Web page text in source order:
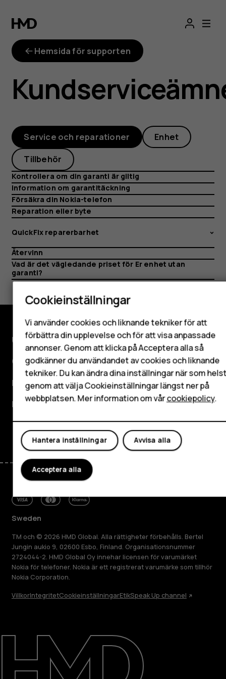
imei-
checker
Smartphones
Mobiltelefoner
Tillbehör
HMD Terra M
Surfplattor
Mitt konto
Reparera, återanvända, återvinna
Hållbarhet
Kundservice
Hemsida för supporten
Service och reparationer Enhet
Tillbehör
Kontrollera om din garanti är giltig
Information om garantitäckning
Försäkra din Nokia-telefon
Reparation eller byte
QuickFix reparerbarhet
Återvinn
Vad är det vägledande priset för Er enhet utan
garanti?
Utforska
Om
Planet and people
Kundservice
FacebookInstagram
TiktokYoutubeLinkedinDiscord
Sweden
TM och © 2026 HMD Global. Alla rättigheter förbehålls. Bertel
Jungin aukio 9, 02600 Esbo, Finland. Organisationsnummer
2724044-2. HMD Global Oy innehar licensen för varumärket
Nokia för telefoner. Nokia är ett registrerat varumärke som tillhör
Nokia Corporation.
VillkorIntegritetCookieinställningarEtikSpeak Up channel
Cookieinställningar
Vi använder cookies och liknande tekniker för att
förbättra din upplevelse och för att visa anpassade
annonser. Genom att klicka på Acceptera alla så
godkänner du användandet av cookies och liknande
tekniker. Du kan ändra dina inställningar när som helst
genom att välja Cookieinställningar längst ner på
webbplatsen. Mer information om vårcookiepolicy.
Avvisa alla
Hantera inställningar
Acceptera alla